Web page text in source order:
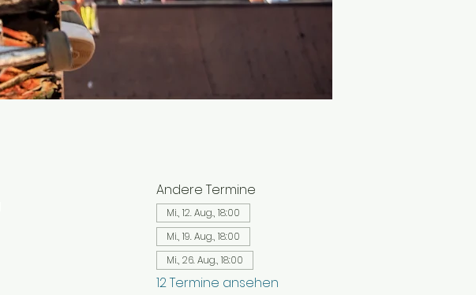
Andere Termine
Mi., 12. Aug., 18:00
Mi., 19. Aug., 18:00
Mi., 26. Aug., 18:00
12 Termine ansehen